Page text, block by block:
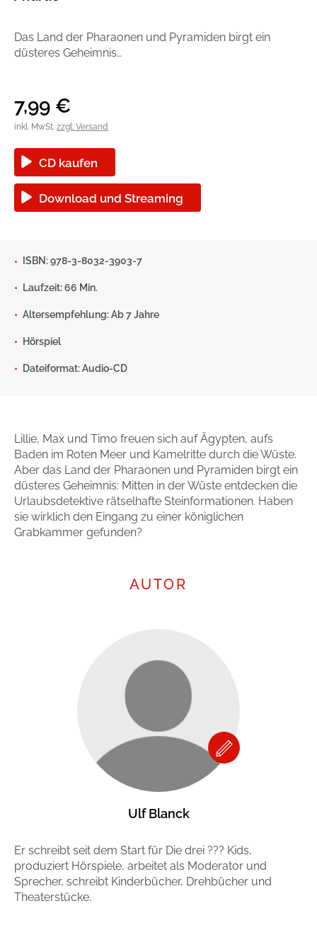
Man sieht sich
Reihen
Indigo Wild - Folge 1
Presse
Blogger und Influencer
Autorinnen und Autoren
Das Land der Pharaonen und Pyramiden birgt ein
düsteres Geheimnis…
7,99 €
inkl. MwSt. zzgl. Versand
CD kaufen
Download und Streaming
ISBN: 978-3-8032-3903-7
Laufzeit: 66 Min.
Altersempfehlung: Ab 7 Jahre
Hörspiel
Dateiformat: Audio-CD
Lillie, Max und Timo freuen sich auf Ägypten, aufs
Baden im Roten Meer und Kamelritte durch die Wüste.
Aber das Land der Pharaonen und Pyramiden birgt ein
düsteres Geheimnis: Mitten in der Wüste entdecken die
Urlaubsdetektive rätselhafte Steinformationen. Haben
sie wirklich den Eingang zu einer königlichen
Grabkammer gefunden?
AUTOR
Ulf Blanck
Er schreibt seit dem Start für Die drei ??? Kids,
produziert Hörspiele, arbeitet als Moderator und
Sprecher, schreibt Kinderbücher, Drehbücher und
Theaterstücke.